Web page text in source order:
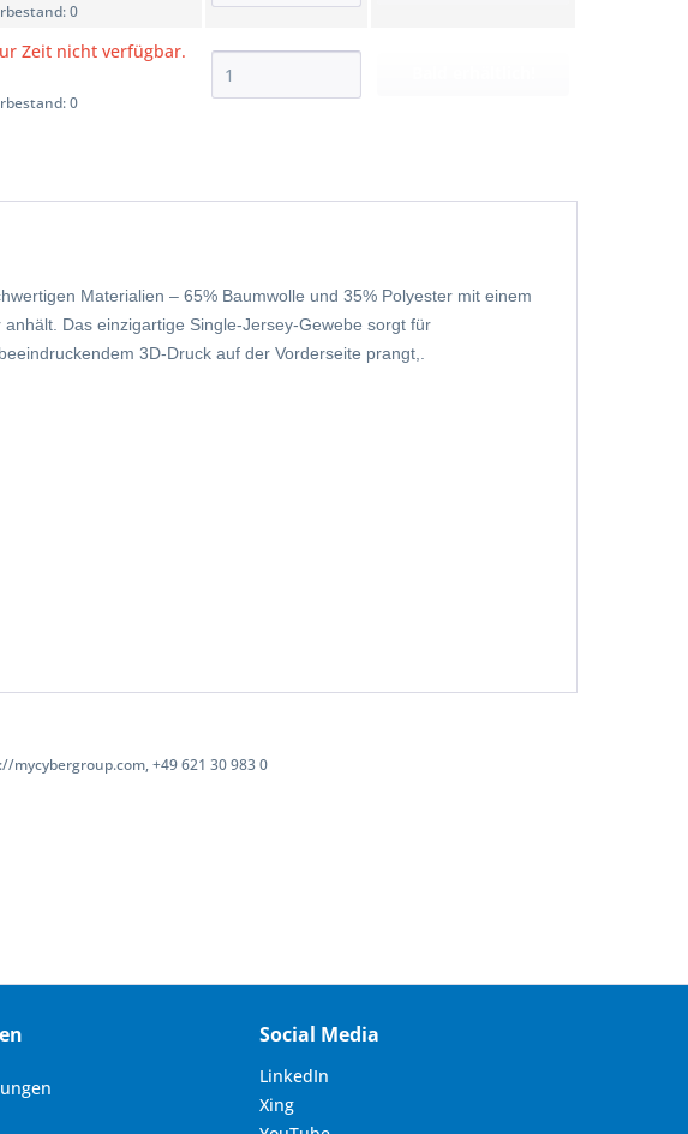
0
Zeit nicht verfügbar.
0
Materialien – 65% Baumwolle und 35% Polyester mit einem
Das einzigartige Single-Jersey-Gewebe sorgt für
3D-Druck auf der Vorderseite prangt,.
mycybergroup.com, +49 621 30 983 0
Social Media
LinkedIn
Xing